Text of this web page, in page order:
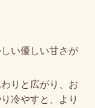
い優しい甘さが
りと広がり、お
冷やすと、より